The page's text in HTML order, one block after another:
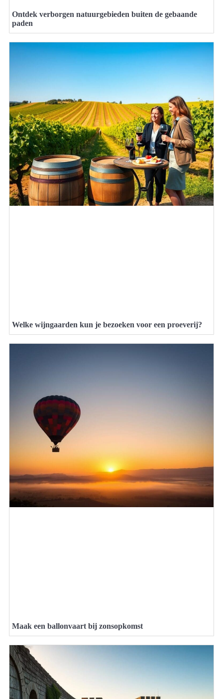
Ontdek verborgen natuurgebieden buiten de gebaande
paden
Welke wijngaarden kun je bezoeken voor een proeverij?
Maak een ballonvaart bij zonsopkomst